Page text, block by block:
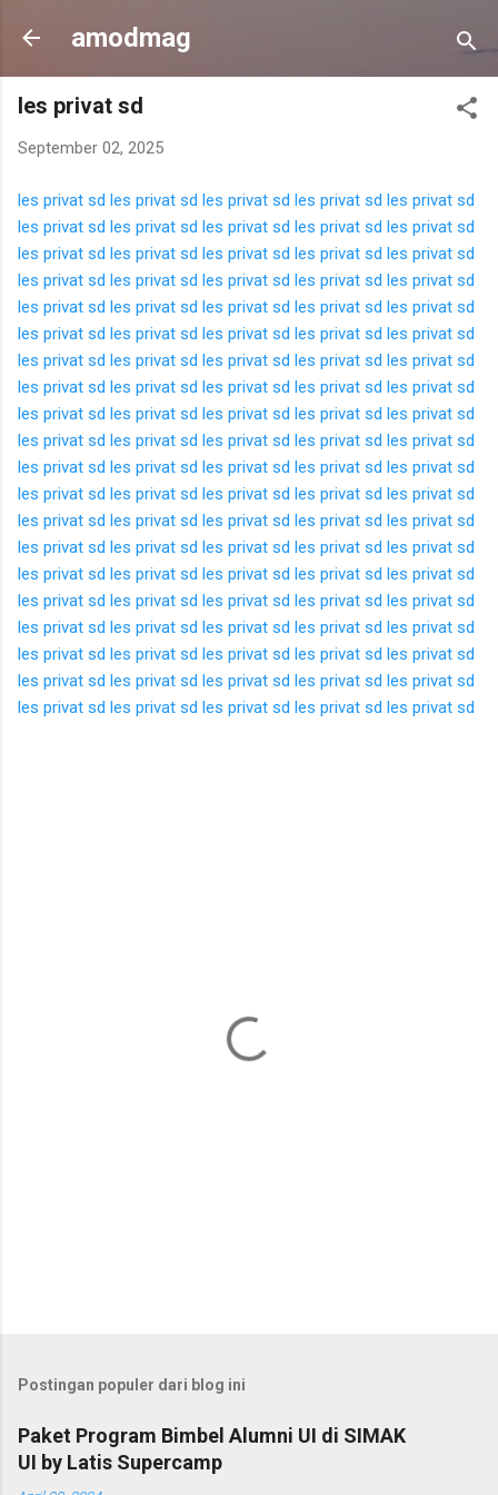
Langsung ke konten utama
amodmag
les privat sd
September 02, 2025
les privat sd les privat sd les privat sd les privat sd les privat sd
les privat sd les privat sd les privat sd les privat sd les privat sd
les privat sd les privat sd les privat sd les privat sd les privat sd
les privat sd les privat sd les privat sd les privat sd les privat sd
les privat sd les privat sd les privat sd les privat sd les privat sd
les privat sd les privat sd les privat sd les privat sd les privat sd
les privat sd les privat sd les privat sd les privat sd les privat sd
les privat sd les privat sd les privat sd les privat sd les privat sd
les privat sd les privat sd les privat sd les privat sd les privat sd
les privat sd les privat sd les privat sd les privat sd les privat sd
les privat sd les privat sd les privat sd les privat sd les privat sd
les privat sd les privat sd les privat sd les privat sd les privat sd
les privat sd les privat sd les privat sd les privat sd les privat sd
les privat sd les privat sd les privat sd les privat sd les privat sd
les privat sd les privat sd les privat sd les privat sd les privat sd
les privat sd les privat sd les privat sd les privat sd les privat sd
les privat sd les privat sd les privat sd les privat sd les privat sd
les privat sd les privat sd les privat sd les privat sd les privat sd
les privat sd les privat sd les privat sd les privat sd les privat sd
les privat sd les privat sd les privat sd les privat sd les privat sd
Postingan populer dari blog ini
Paket Program Bimbel Alumni UI di SIMAK
UI by Latis Supercamp